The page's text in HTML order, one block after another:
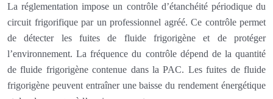
La réglementation impose un contrôle d’étanchéité périodique du
circuit frigorifique par un professionnel agréé. Ce contrôle permet
de détecter les fuites de fluide frigorigène et de protéger
l’environnement. La fréquence du contrôle dépend de la quantité
de fluide frigorigène contenue dans la PAC. Les fuites de fluide
frigorigène peuvent entraîner une baisse du rendement énergétique